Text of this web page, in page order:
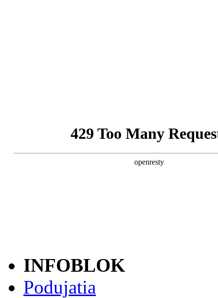
INFOBLOK
Podujatia